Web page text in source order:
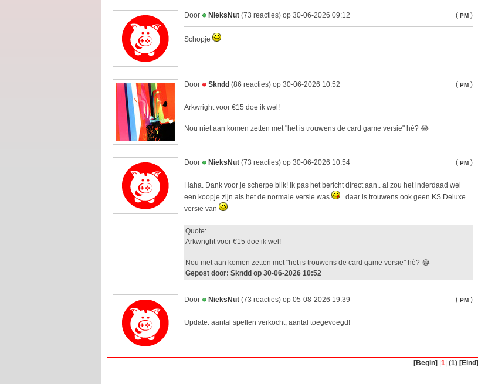
Door NieksNut (73 reacties) op 30-06-2026 09:12 ( PM )
Schopje
Door Skndd (86 reacties) op 30-06-2026 10:52 ( PM )
Arkwright voor €15 doe ik wel!
Nou niet aan komen zetten met "het is trouwens de card game versie" hè? 😂
Door NieksNut (73 reacties) op 30-06-2026 10:54 ( PM )
Haha. Dank voor je scherpe blik! Ik pas het bericht direct aan.. al zou het inderdaad wel
een koopje zijn als het de normale versie was
..daar is trouwens ook geen KS Deluxe
versie van
Quote:
Arkwright voor €15 doe ik wel!
Nou niet aan komen zetten met "het is trouwens de card game versie" hè? 😂
Gepost door: Skndd op 30-06-2026 10:52
Door NieksNut (73 reacties) op 05-08-2026 19:39 ( PM )
Update: aantal spellen verkocht, aantal toegevoegd!
[Begin] 1 (1) [Eind]